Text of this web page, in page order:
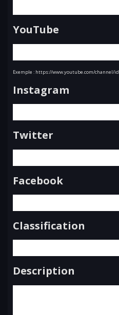
YouTube
Exemple : https://www.youtube.com/channel/id
Instagram
Twitter
Facebook
Classification
Description